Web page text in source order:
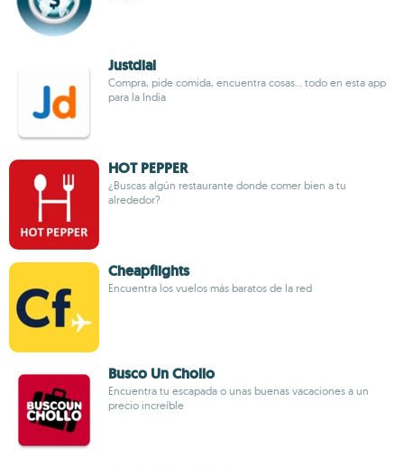
Justdial
Compra, pide comida, encuentra cosas... todo en esta app
para la India
HOT PEPPER
¿Buscas algún restaurante donde comer bien a tu
alrededor?
Cheapflights
Encuentra los vuelos más baratos de la red
Busco Un Chollo
Encuentra tu escapada o unas buenas vacaciones a un
precio increíble